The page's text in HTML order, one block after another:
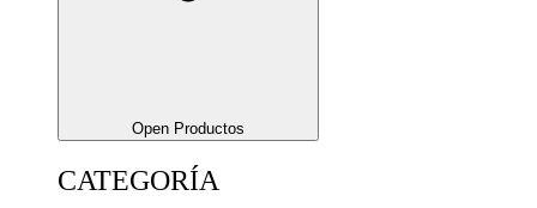
Open Productos
CATEGORÍA